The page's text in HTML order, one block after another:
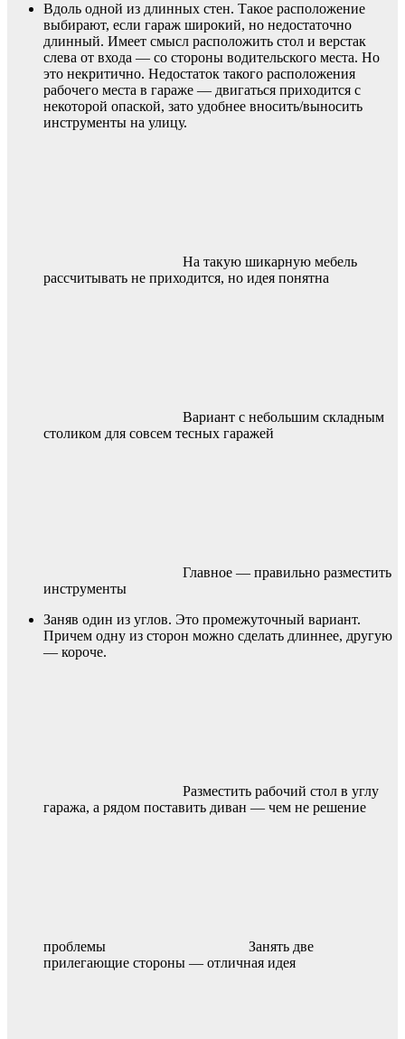
Вдоль одной из длинных стен. Такое расположение
выбирают, если гараж широкий, но недостаточно
длинный. Имеет смысл расположить стол и верстак
слева от входа — со стороны водительского места. Но
это некритично. Недостаток такого расположения
рабочего места в гараже — двигаться приходится с
некоторой опаской, зато удобнее вносить/выносить
инструменты на улицу.
На такую шикарную мебель
рассчитывать не приходится, но идея понятна
Вариант с небольшим складным
столиком для совсем тесных гаражей
Главное — правильно разместить
инструменты
Заняв один из углов. Это промежуточный вариант.
Причем одну из сторон можно сделать длиннее, другую
— короче.
Разместить рабочий стол в углу
гаража, а рядом поставить диван — чем не решение
проблемы
Занять две
прилегающие стороны — отличная идея